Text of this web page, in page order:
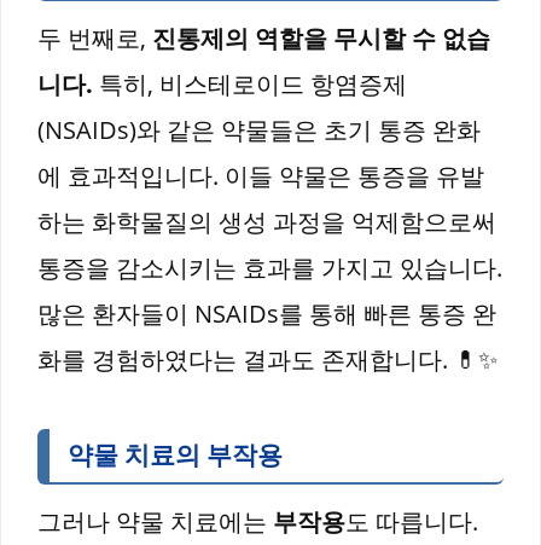
두 번째로, 진통제의 역할을 무시할 수 없습
니다. 특히, 비스테로이드 항염증제
(NSAIDs)와 같은 약물들은 초기 통증 완화
에 효과적입니다. 이들 약물은 통증을 유발
하는 화학물질의 생성 과정을 억제함으로써
통증을 감소시키는 효과를 가지고 있습니다.
많은 환자들이 NSAIDs를 통해 빠른 통증 완
화를 경험하였다는 결과도 존재합니다. 💊✨
약물 치료의 부작용
그러나 약물 치료에는 부작용도 따릅니다.